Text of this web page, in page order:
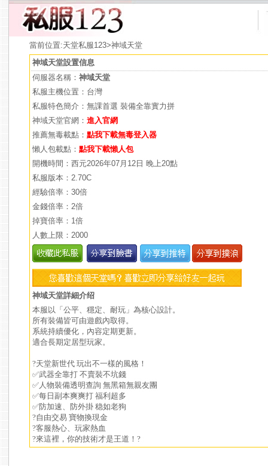
當前位置:天堂私服123>神域天堂
神域天堂設置信息
伺服器名稱： 神域天堂
私服主機位置：台灣
私服特色簡介：無課首選 裝備全靠實力拼
神域天堂官網： 進入官網
推薦無毒載點： 點我下載無毒登入器
懶人包載點： 點我下載懶人包
開機時間：西元2026年07月12日 晚上20點
私服版本：2.70C
經驗倍率：30倍
金錢倍率：2倍
掉寶倍率：1倍
人數上限：2000
神域天堂詳細介绍
本服以「公平、穩定、耐玩」為核心設計。
所有裝備皆可由遊戲內取得。
系統持續優化，內容定期更新。
適合長期定居型玩家。
?天堂新世代 玩出不一樣的風格！
✅武器全靠打 不賣裝不坑錢
✅人物裝備透明查詢 無黑箱無親友團
✅每日副本爽爽打 福利超多
✅防加速、防外掛 稳如老狗
?自由交易 寶物換現金
?客服熱心、玩家熱血
?來這裡，你的技術才是王道！?